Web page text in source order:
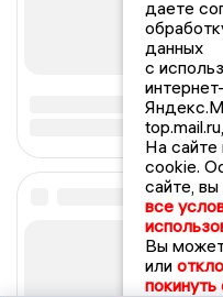
даете
данных
с
На сайте
cookie.
сайте,
все
Вы
или
покинуть